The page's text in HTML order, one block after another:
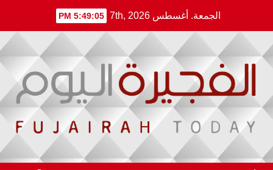
content
الجمعة. أغسطس 7th, 2026 5:49:05 PM